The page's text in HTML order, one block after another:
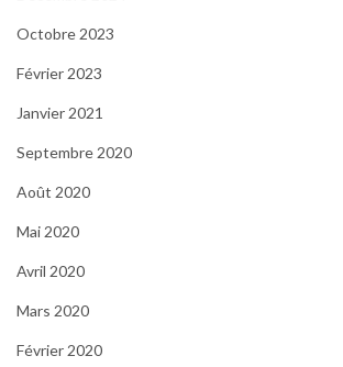
Octobre 2023
Février 2023
Janvier 2021
Septembre 2020
Août 2020
Mai 2020
Avril 2020
Mars 2020
Février 2020